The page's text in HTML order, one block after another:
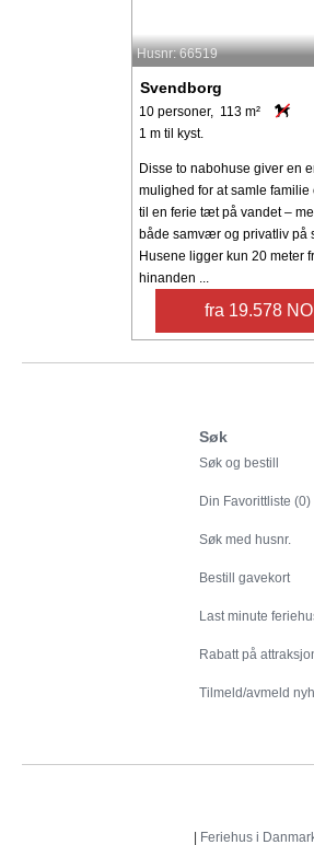
Husnr: 66519
Svendborg
10 personer, 113 m²
1 m til kyst.
Disse to nabohuse giver en
mulighed for at samle familie
til en ferie tæt på vandet –
både samvær og privatliv på
Husene ligger kun 20 meter
hinanden ...
fra 19.578
Søk
Søk og bestill
Din Favorittliste (0)
Søk med husnr.
Bestill gavekort
Last minute
Rabatt på
Tilmeld/avmeld
| Feriehus i